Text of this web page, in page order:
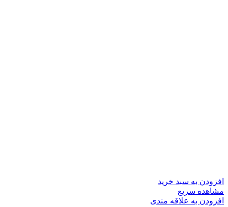
افزودن به سبد خرید
مشاهده سریع
افزودن به علاقه مندی